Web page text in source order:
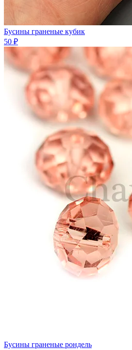
Бусины граненые кубик
50 ₽
Бусины граненые рондель